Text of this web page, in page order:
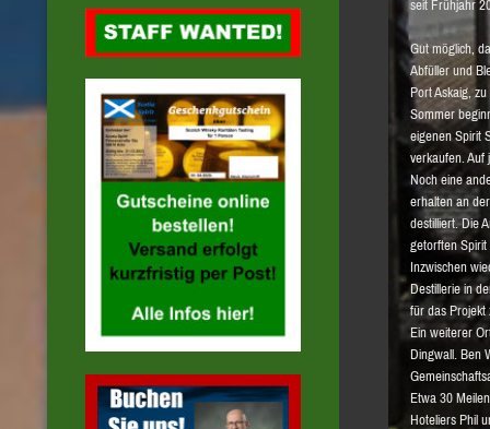
seit Frühjahr
Gut möglich,
Abfüller und
Port Askaig,
Sommer
eigenen Spirit
verkaufen. Auf
Noch eine
erhalten an
destilliert. Die
getorften
Inzwischen
Destillerie in
für das
Ein weiterer
Dingwall. Ben
Etwa 30
Hoteliers Phil